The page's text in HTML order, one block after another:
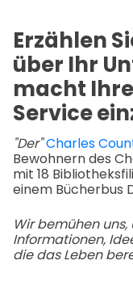
Erzählen
über Ihr
macht
Service
"Der"Charles
Bewohnern des
mit 18
einem Bücherbus
Wir bemühen
Informationen,
die das Leben